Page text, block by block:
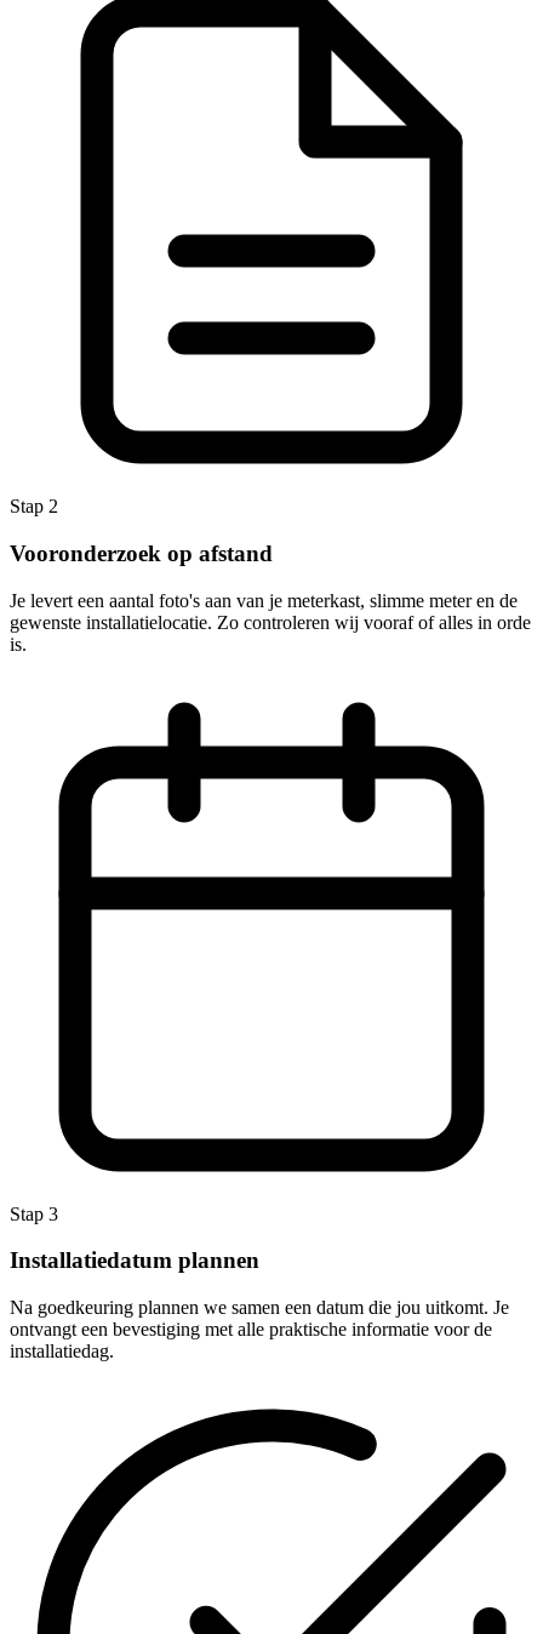
Stap 2
Vooronderzoek op afstand
Je levert een aantal foto's aan van je meterkast, slimme meter en de
gewenste installatielocatie. Zo controleren wij vooraf of alles in orde
is.
Stap 3
Installatiedatum plannen
Na goedkeuring plannen we samen een datum die jou uitkomt. Je
ontvangt een bevestiging met alle praktische informatie voor de
installatiedag.